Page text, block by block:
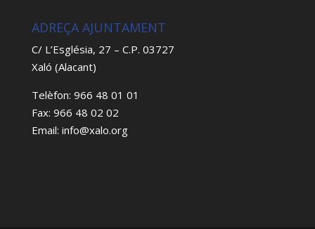
ADREÇA AJUNTAMENT
C/ L’Església, 27 – C.P. 03727
Xaló (Alacant)
Telèfon: 966 48 01 01
Fax: 966 48 02 02
Email: info@xalo.org